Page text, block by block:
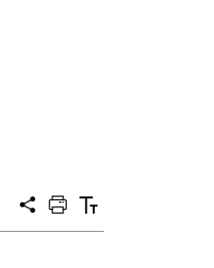
공
프
트
텍
트